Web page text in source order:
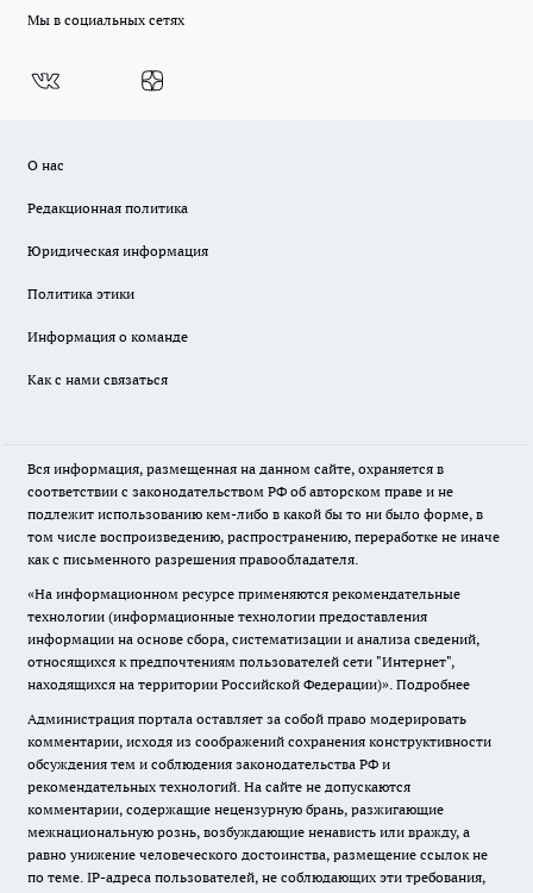
Мы в социальных сетях
О нас
Редакционная политика
Юридическая информация
Политика этики
Информация о команде
Как с нами связаться
Вся информация, размещенная на данном сайте, охраняется в
соответствии с законодательством РФ об авторском праве и не
подлежит использованию кем-либо в какой бы то ни было форме, в
том числе воспроизведению, распространению, переработке не иначе
как с письменного разрешения правообладателя.
«На информационном ресурсе применяются рекомендательные
технологии (информационные технологии предоставления
информации на основе сбора, систематизации и анализа сведений,
относящихся к предпочтениям пользователей сети "Интернет",
находящихся на территории Российской Федерации)». Подробнее
Администрация портала оставляет за собой право модерировать
комментарии, исходя из соображений сохранения конструктивности
обсуждения тем и соблюдения законодательства РФ и
рекомендательных технологий. На сайте не допускаются
комментарии, содержащие нецензурную брань, разжигающие
межнациональную рознь, возбуждающие ненависть или вражду, а
равно унижение человеческого достоинства, размещение ссылок не
по теме. IP-адреса пользователей, не соблюдающих эти требования,